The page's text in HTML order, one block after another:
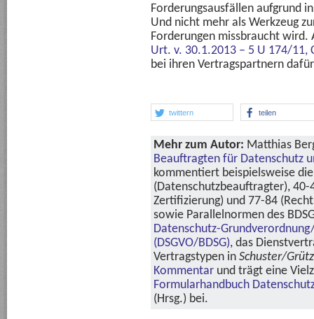
Forderungsausfällen aufgrund
Und nicht mehr als Werkzeug
Forderungen missbraucht wird.
Urt. v. 30.1.2013 – 5 U 174/11,
bei ihren Vertragspartnern
twittern teilen
Mehr zum Autor: Matthias
Beauftragten für Datenschutz
kommentiert beispielsweise
(Datenschutzbeauftragter), 40-
Zertifizierung) und 77-84
sowie Parallelnormen des
Datenschutz-
(DSGVO/BDSG), das
Vertragstypen in Schuster/
Kommentar und trägt eine
Formularhandbuch
(Hrsg.) bei.